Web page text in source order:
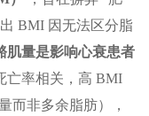
BMI 因无法区分脂
肌量是影响心衰患者
亡率相关，高 BMI
而非多余脂肪），